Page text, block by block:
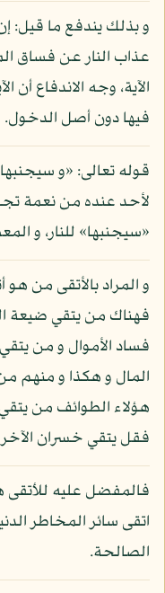
و بذلك يندفع ما قيل:
عذاب النار عن فساق
الآية، وجه الاندفاع أن
فيها دون أصل الدخول.
قوله تعالى: «و
لأحد عنده من نعمة
«سيجنبها» للنار، و
و المراد بالأتقى من
فهناك من يتقي ضيعة
فساد الأموال و من
المال و هكذا و منهم من
هؤلاء الطوائف من
فقل يتقي خسران
فالمفضل عليه للأتقى
اتقى سائر المخاطر
الصالحة.